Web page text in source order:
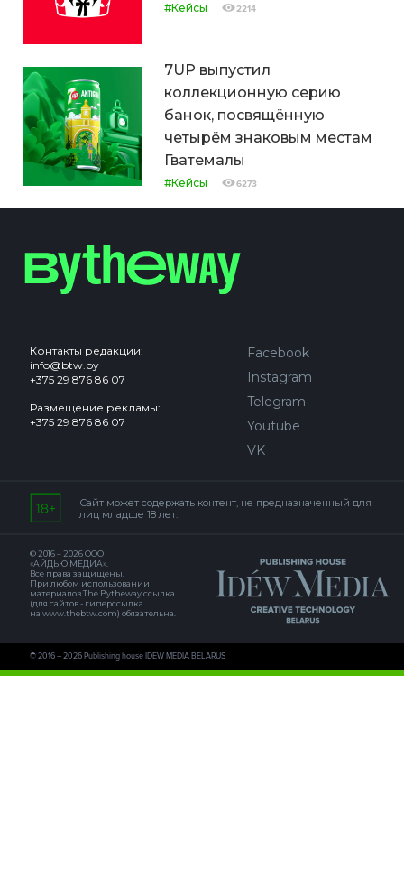
#Кейсы 2214
7UP выпустил
коллекционную серию
банок, посвящённую
четырём знаковым местам
Гватемалы
#Кейсы 6273
Контакты редакции:
info@btw.by
+375 29 876 86 07
Размещение рекламы:
+375 29 876 86 07
Facebook
Instagram
Telegram
Youtube
VK
Сайт может содержать контент, не предназначенный для
лиц младше 18 лет.
© 2016 – 2026 ООО
«АЙДЬЮ МЕДИА».
Все права защищены.
При любом использовании
материалов The Bytheway ссылка
(для сайтов - гиперссылка
на www.thebtw.com) обязательна.
© 2016 – 2026 Publishing house IDEW MEDIA BELARUS